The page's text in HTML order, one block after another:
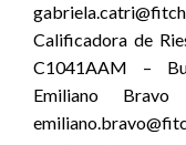
Calificadora de
C1041AAM –
Emiliano